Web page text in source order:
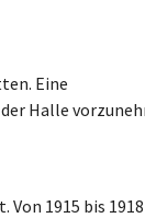
Eine
Halle
Von 1915 bis 1918